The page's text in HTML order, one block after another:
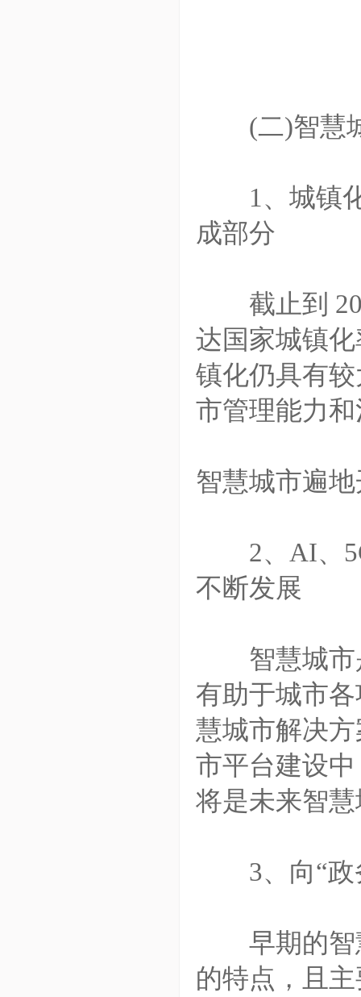
(二)智慧
1、城镇化
成部分
截止到
达国家城镇
镇化仍具有
市管理能力
智慧城市遍
2、AI、5G
不断发展
智慧城市是
有助于城市
慧城市解决
市平台建设
将是未来智
3、向“政
早期的智慧
的特点，且